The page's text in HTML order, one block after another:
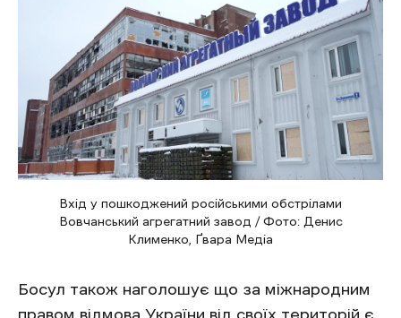
Вхід у пошкоджений російськими обстрілами
Вовчанський агрегатний завод / Фото: Денис
Клименко, Ґвара Медіа
Босул також наголошує що за міжнародним
правом відмова України від своїх територій є